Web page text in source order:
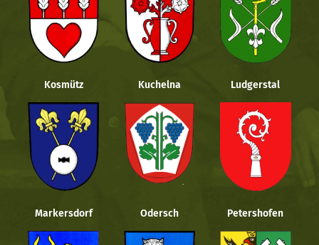
Kosmütz Kuchelna Ludgerstal
Markersdorf Odersch Petershofen